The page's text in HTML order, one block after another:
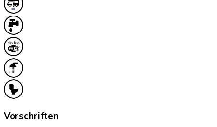
Vorschriften